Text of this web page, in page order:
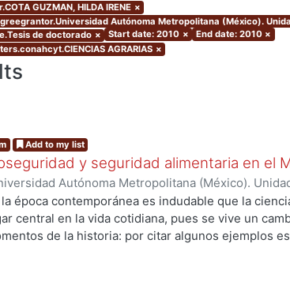
GUZMAN, HILDA IRENE ×
Autónoma Metropolitana (México).
de doctorado × Start date: 2010 × End date: 2010 ×
AGRARIAS ×
Add to my list
y seguridad alimentaria en el
Autónoma Metropolitana (México).
de Información.,2010-11-12)COTA
la época contemporánea es indudable que la
central en la vida cotidiana, pues se vive un
de la historia: por citar algunos ejemplos